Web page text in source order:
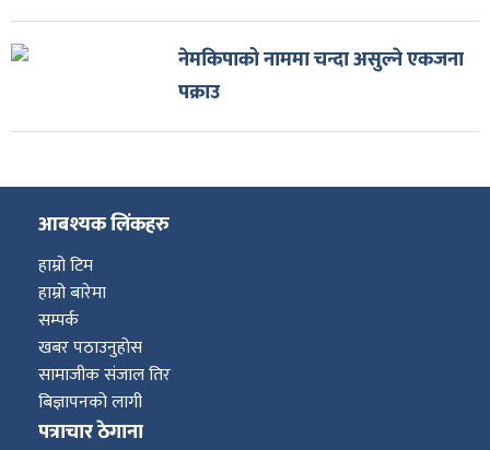
नेमकिपाको नाममा चन्दा असुल्ने एकजना
पक्राउ
आबश्यक लिंकहरु
हाम्रो टिम
हाम्रो बारेमा
सम्पर्क
खबर पठाउनुहोस
सामाजीक संजाल तिर
बिज्ञापनको लागी
पत्राचार ठेगाना